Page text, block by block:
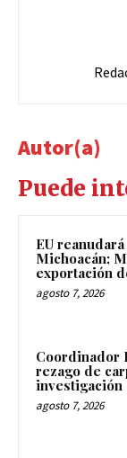
Autor(a)
Puede
EU
Michoacán;
exportación
agosto 7, 2026
Coordinador
rezago de
investigación
agosto 7, 2026